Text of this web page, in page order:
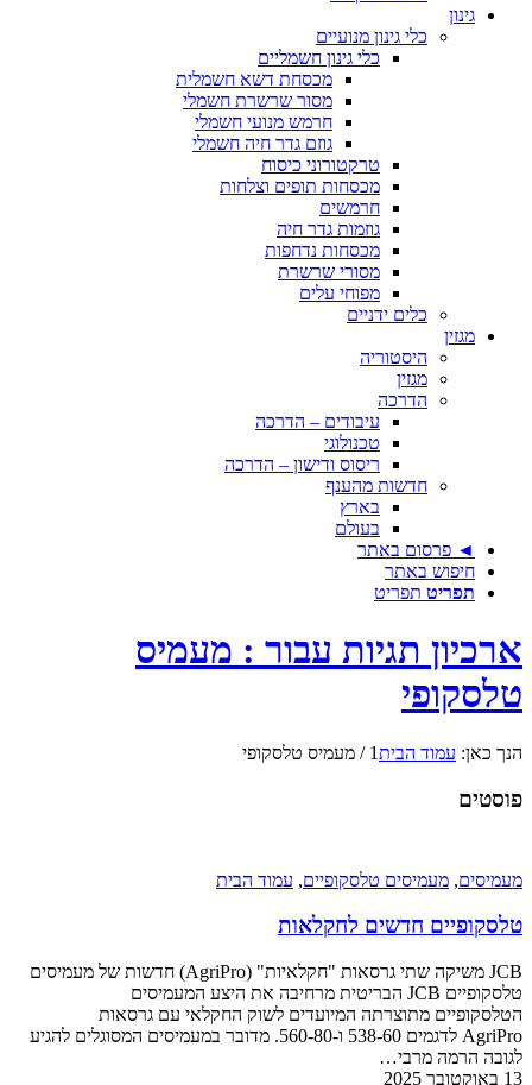
כלי גינון מנועיים
כלי גינון חשמליים
מכסחת דשא חשמלית
מסור שרשרת חשמלי
חרמש מנועי חשמלי
גוזם גדר חיה חשמלי
טרקטורוני כיסוח
מכסחות תופים וצלחות
חרמשים
גוזמות גדר חיה
מכסחות נדחפות
מסורי שרשרת
מפוחי עלים
כלים ידניים
היסטוריה
הדרכה
עיבודים – הדרכה
טכנולוגי
ריסוס ודישון – הדרכה
חדשות מהענף
בעולם
פרסום באתר
באתר
תפריט
תגיות עבור : מעמיס
עמוד הבית1
/ מעמיס טלסקופי
,מעמיסים טלסקופיים,עמוד הבית
חדשים לחקלאות
JCB משיקה שתי גרסאות "חקלאיות" (AgriPro) חדשות של מעמיסים
טלסקופיים JCB הבריטית מרחיבה את היצע המעמיסים
מתוצרתה המיועדים לשוק החקלאי עם גרסאות
AgriPro לדגמים 538-60 ו-560-80. מדובר במעמיסים המסוגלים להגיע
מרבי…